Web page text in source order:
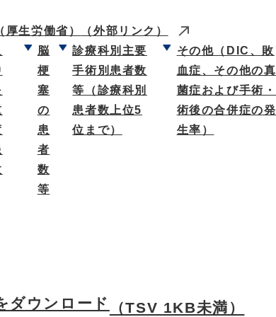
生労働省）
（外部リンク）
脳
梗
塞
の
患
者
数
等
診療科別主要
手術別患者数
等（診療科別
患者数上位5
位まで）
その他（DIC、敗
血症、その他の真
菌症および手術・
術後の合併症の発
生率）
ダウンロード （TSV 1KB未満）